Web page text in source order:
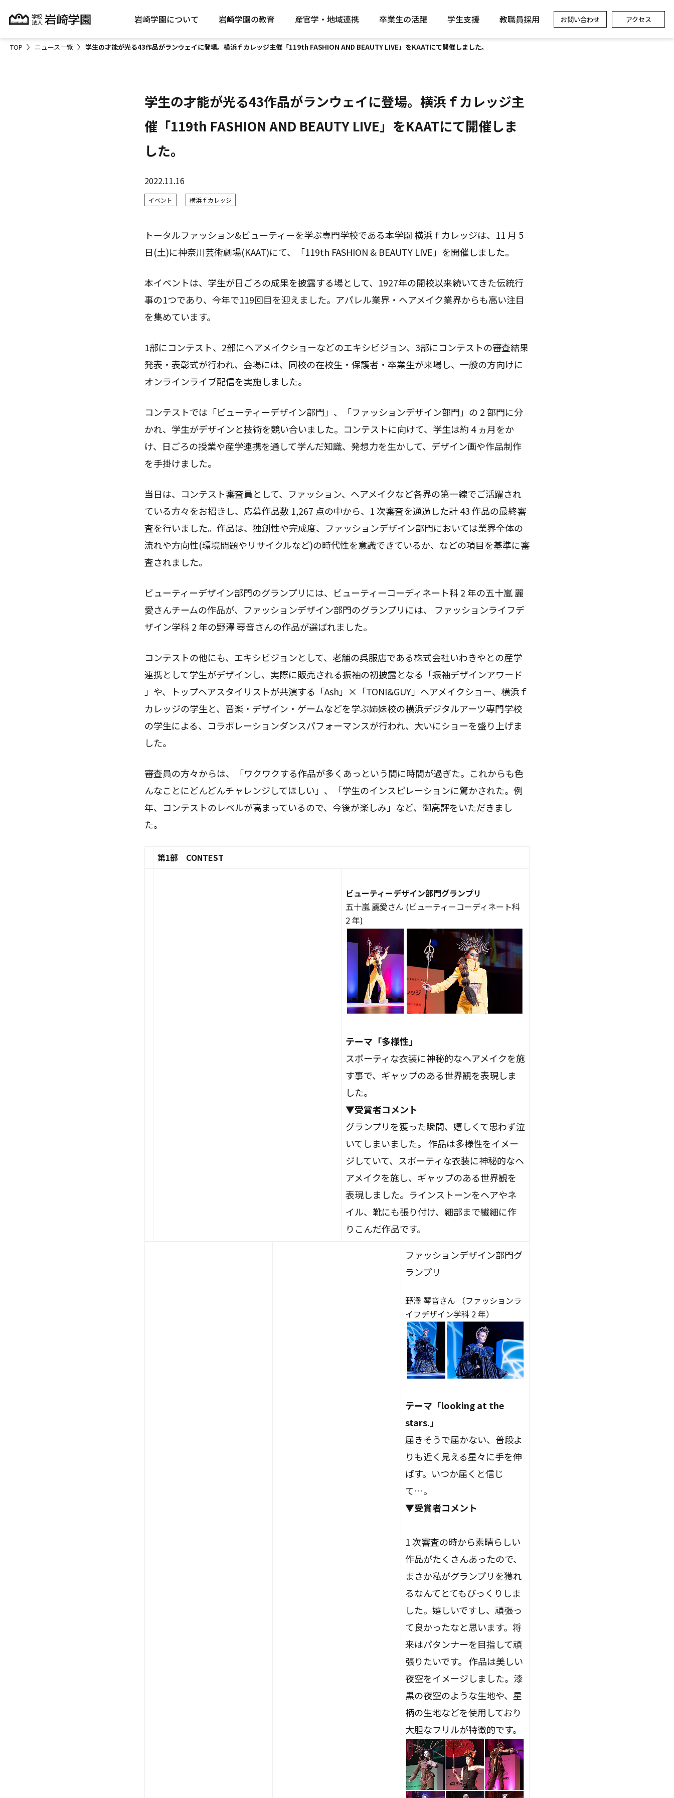
岩崎学園について 岩崎学園の教育 産官学・地域連携 卒業生の活躍 学生支援 教職員採用 お問い合わせ アクセス
TOP ニュース一覧 学生の才能が光る43作品がランウェイに登場。横浜ｆカレッジ主催「119th FASHION AND BEAUTY LIVE」をKAATにて開催しました。
学生の才能が光る43作品がランウェイに登場。横浜ｆカレッジ主
催「119th FASHION AND BEAUTY LIVE」をKAATにて開催しま
した。
2022.11.16
イベント 横浜ｆカレッジ
トータルファッション&ビューティーを学ぶ専門学校である本学園 横浜ｆカレッジは、11 月 5
日(土)に神奈川芸術劇場(KAAT)にて、「119th FASHION & BEAUTY LIVE」を開催しました。
本イベントは、学生が日ごろの成果を披露する場として、1927年の開校以来続いてきた伝統行
事の1つであり、今年で119回目を迎えました。アパレル業界・ヘアメイク業界からも高い注目
を集めています。
1部にコンテスト、2部にヘアメイクショーなどのエキシビジョン、3部にコンテストの審査結果
発表・表彰式が行われ、会場には、同校の在校生・保護者・卒業生が来場し、一般の方向けに
オンラインライブ配信を実施しました。
コンテストでは「ビューティーデザイン部門」、「ファッションデザイン部門」の 2 部門に分
かれ、学生がデザインと技術を競い合いました。コンテストに向けて、学生は約 4 ヵ月をか
け、日ごろの授業や産学連携を通して学んだ知識、発想力を生かして、デザイン画や作品制作
を手掛けました。
当日は、コンテスト審査員として、ファッション、ヘアメイクなど各界の第一線でご活躍され
ている方々をお招きし、応募作品数 1,267 点の中から、1 次審査を通過した計 43 作品の最終審
査を行いました。作品は、独創性や完成度、ファッションデザイン部門においては業界全体の
流れや方向性(環境問題やリサイクルなど)の時代性を意識できているか、などの項目を基準に審
査されました。
ビューティーデザイン部門のグランプリには、ビューティーコーディネート科 2 年の五十嵐 麗
愛さんチームの作品が、ファッションデザイン部門のグランプリには、 ファッションライフデ
ザイン学科 2 年の野澤 琴音さんの作品が選ばれました。
コンテストの他にも、エキシビジョンとして、老舗の呉服店である株式会社いわきやとの産学
連携として学生がデザインし、実際に販売される振袖の初披露となる「振袖デザインアワード
」や、トップヘアスタイリストが共演する「Ash」×「TONI&GUY」ヘアメイクショー、横浜ｆ
カレッジの学生と、音楽・デザイン・ゲームなどを学ぶ姉妹校の横浜デジタルアーツ専門学校
の学生による、コラボレーションダンスパフォーマンスが行われ、大いにショーを盛り上げま
した。
審査員の方々からは、「ワクワクする作品が多くあっという間に時間が過ぎた。これからも色
んなことにどんどんチャレンジしてほしい」、「学生のインスピレーションに驚かされた。例
年、コンテストのレベルが高まっているので、今後が楽しみ」など、御高評をいただきまし
た。
第1部 CONTEST
ビューティーデザイン部門グランプリ
五十嵐 麗愛さん (ビューティーコーディネート科
2 年)
テーマ「多様性」
スポーティな衣装に神秘的なヘアメイクを施
す事で、ギャップのある世界観を表現しま
した。
▼受賞者コメント
グランプリを獲った瞬間、嬉しくて思わず泣
いてしまいました。 作品は多様性をイメー
ジしていて、スポーティな衣装に神秘的なヘ
アメイクを施し、ギャップのある世界観を
表現しました。ラインストーンをヘアやネ
イル、靴にも張り付け、細部まで繊細に作
りこんだ作品です。
ファッションデザイン部門グ
ランプリ
野澤 琴音さん （ファッションラ
イフデザイン学科 2 年）
テーマ「looking at the
stars.」
届きそうで届かない、普段よ
りも近く見える星々に手を伸
ばす。いつか届くと信じ
て…。
▼受賞者コメント
1 次審査の時から素晴らしい
作品がたくさんあったので、
まさか私がグランプリを獲れ
るなんてとてもびっくりしま
した。嬉しいですし、頑張っ
て良かったなと思います。将
来はパタンナーを目指して頑
張りたいです。 作品は美しい
夜空をイメージしました。漆
黒の夜空のような生地や、星
柄の生地などを使用しており
大胆なフリルが特徴的です。